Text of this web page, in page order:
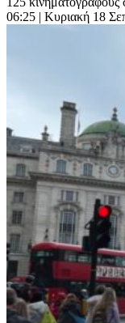
06:25 | Κυριακή 18